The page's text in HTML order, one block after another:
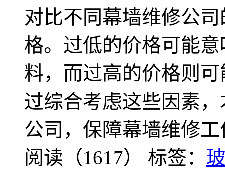
对比不同幕墙维修公
格。过低的价格可能
料，而过高的价格则
过综合考虑这些因素
公司，保障幕墙维修
阅读（1617） 标签：